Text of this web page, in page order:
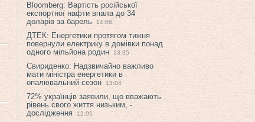
Bloomberg: Вартість російської
експортної нафти впала до 34
доларів за барель
14:06
ДТЕК: Енергетики протягом тижня
повернули електрику в домівки понад
одного мільйона родин
13:35
Свириденко: Надзвичайно важливо
мати міністра енергетики в
опалювальний сезон
13:04
72% українців заявили, що вважають
рівень свого життя низьким, -
дослідження
12:05